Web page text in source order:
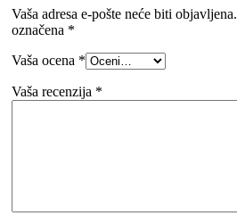
Vaša adresa e-pošte neće biti objavljena.
označena *
Vaša ocena *
Vaša recenzija *